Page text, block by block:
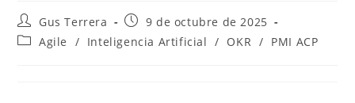
Gus Terrera
9 de octubre de 2025
Agile
/ Inteligencia Artificial / OKR / PMI ACP